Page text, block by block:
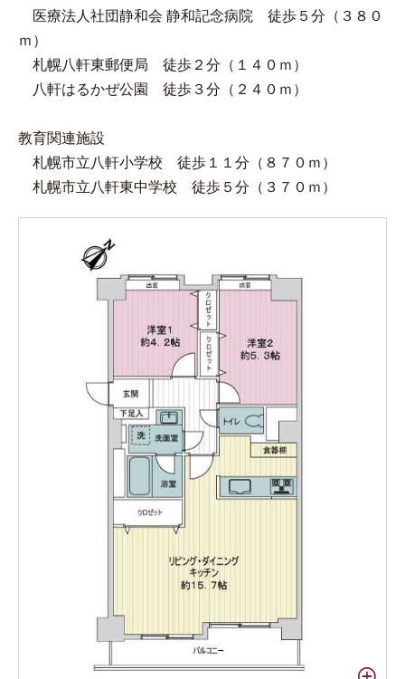
医療法人社団静和会 静和記念病院 徒歩５分（３８０
ｍ）
札幌八軒東郵便局 徒歩２分（１４０ｍ）
八軒はるかぜ公園 徒歩３分（２４０ｍ）
教育関連施設
札幌市立八軒小学校 徒歩１１分（８７０ｍ）
札幌市立八軒東中学校 徒歩５分（３７０ｍ）